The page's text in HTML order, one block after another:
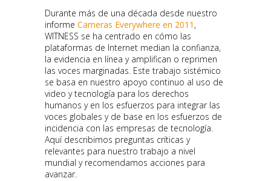
Durante más de una década desde nuestro
informe Cameras Everywhere en 2011 ,
WITNESS se ha centrado en cómo las
plataformas de Internet median la confianza,
la evidencia en línea y amplifican o reprimen
las voces marginadas. Este trabajo sistémico
se basa en nuestro apoyo continuo al uso de
video y tecnología para los derechos
humanos y en los esfuerzos para integrar las
voces globales y de base en los esfuerzos de
incidencia con las empresas de tecnología.
Aquí describimos preguntas críticas y
relevantes para nuestro trabajo a nivel
mundial y recomendamos acciones para
avanzar.